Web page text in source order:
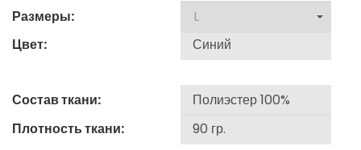
Размеры:
Цвет:
Состав ткани:
Плотность ткани: